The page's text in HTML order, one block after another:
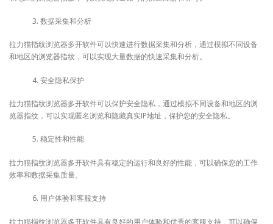
数据采集和分析
拉力猫指纹浏览器多开软件可以快速进行数据采集和分析，通过模拟不同设备
和地区的浏览器指纹，可以实现大量数据的快速采集和分析。
安全隐私保护
拉力猫指纹浏览器多开软件可以保护安全隐私，通过模拟不同设备和地区的浏
览器指纹，可以实现匿名浏览和隐藏真实IP地址，保护您的安全隐私。
稳定性和性能
拉力猫指纹浏览器多开软件具有稳定的运行和良好的性能，可以确保您的工作
效率和数据采集质量。
用户体验和客服支持
拉力猫指纹浏览器多开软件具有良好的用户体验和优秀的客服支持，可以确保